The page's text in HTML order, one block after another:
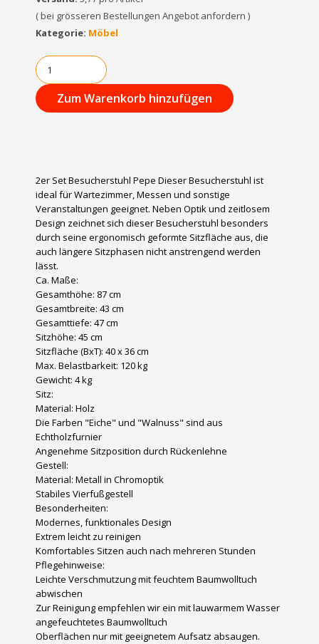
( bei grösseren Bestellungen Angebot anfordern )
Kategorie: Möbel
Zum Warenkorb hinzufügen
2er Set Besucherstuhl Pepe Dieser Besucherstuhl ist
ideal für Wartezimmer, Messen und sonstige
Veranstaltungen geeignet. Neben Optik und zeitlosem
Design zeichnet sich dieser Besucherstuhl besonders
durch seine ergonomisch geformte Sitzfläche aus, die
auch längere Sitzphasen nicht anstrengend werden
lässt.
Ca. Maße:
Gesamthöhe: 87 cm
Gesamtbreite: 43 cm
Gesamttiefe: 47 cm
Sitzhöhe: 45 cm
Sitzfläche (BxT): 40 x 36 cm
Max. Belastbarkeit: 120 kg
Gewicht: 4 kg
Sitz:
Material: Holz
Die Farben "Eiche" und "Walnuss" sind aus
Echtholzfurnier
Angenehme Sitzposition durch Rückenlehne
Gestell:
Material: Metall in Chromoptik
Stabiles Vierfußgestell
Besonderheiten:
Modernes, funktionales Design
Extrem leicht zu reinigen
Komfortables Sitzen auch nach mehreren Stunden
Pflegehinweise:
Leichte Verschmutzung mit feuchtem Baumwolltuch
abwischen
Zur Reinigung empfehlen wir ein mit lauwarmem Wasser
angefeuchtetes Baumwolltuch
Oberflächen nur mit geeignetem Aufsatz absaugen.